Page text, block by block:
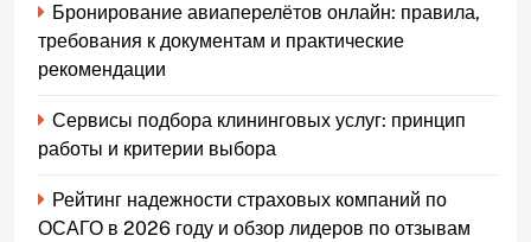
Бронирование авиаперелётов онлайн: правила,
требования к документам и практические
рекомендации
Сервисы подбора клининговых услуг: принцип
работы и критерии выбора
Рейтинг надежности страховых компаний по
ОСАГО в 2026 году и обзор лидеров по отзывам